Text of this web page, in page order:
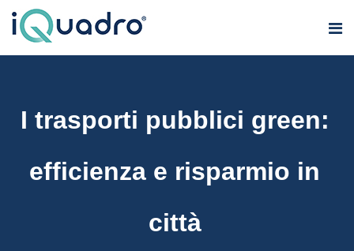
I trasporti pubblici green:
efficienza e risparmio in
città